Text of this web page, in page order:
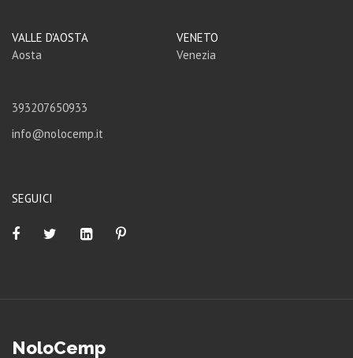
VALLE D'AOSTA
Aosta
VENETO
Venezia
393207650933
info@nolocemp.it
SEGUICI
NoloCemp